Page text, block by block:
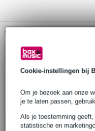
Cookie-instellingen bij
Om je bezoek aan onze
je te laten passen,
Als je toestemming
statistische en
Productinformatie
swivel halfcouplers voor
geschikt voor buisdikte: 48
Bekijk alle